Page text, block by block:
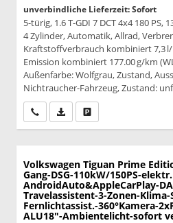
unverbindliche Lieferzeit: Sofort
5-türig, 1.6 T-GDI 7 DCT 4x4 180 PS,
4 Zylinder, Automatik, Allrad,
Kraftstoffverbrauch kombiniert 7,3 l/
Emission kombiniert 177.00 g/km
Außenfarbe: Wolfgrau, Zustand,
Nichtraucher-Fahrzeug, Zustand:
Wir rufen Sie anPDF-Datei, Fahrzeugexposé
Volkswagen Tiguan Prime
Gang-DSG-110kW/150PS-
AndroidAuto&AppleCarPlay-
Travelassistent-3-Zonen-Klima-
Fernlichtassist.-360°Kamera-
ALU18"-Ambientelicht-sofort